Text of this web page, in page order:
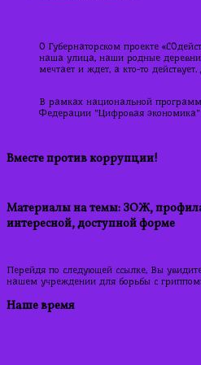
О Губернаторском проекте
наша улица, наши родные
мечтает и ждет, а кто-то
В рамках национальной
Федерации "Цифровая экономика"
Вместе против коррупции!
Материалы на темы: ЗОЖ,
интересной, доступной форме
Перейдя по следующей ссылке, Вы
нашем учреждении для борьбы с гриппом:
Наше время